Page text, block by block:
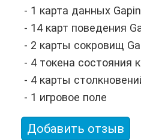
- 1 карта данных
- 14 карт поведения
- 2 карты сокровищ
- 4 токена состояния
- 4 карты
- 1 игровое поле
Добавить отзыв